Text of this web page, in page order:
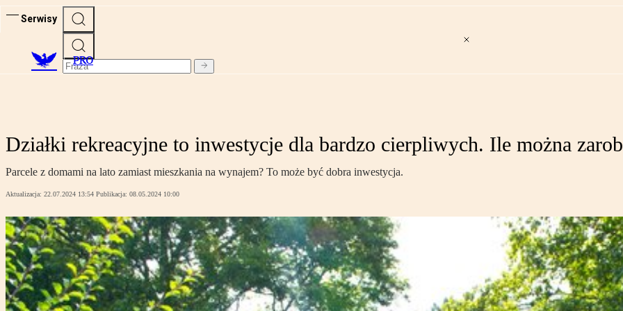
Serwisy
PRO
Działki rekreacyjne to inwestycje dla bardzo cierpliwych. Ile można
Parcele z domami na lato zamiast mieszkania na wynajem? To może być dobra inwestycja.
Aktualizacja: 22.07.2024 13:54 Publikacja: 08.05.2024 10:00